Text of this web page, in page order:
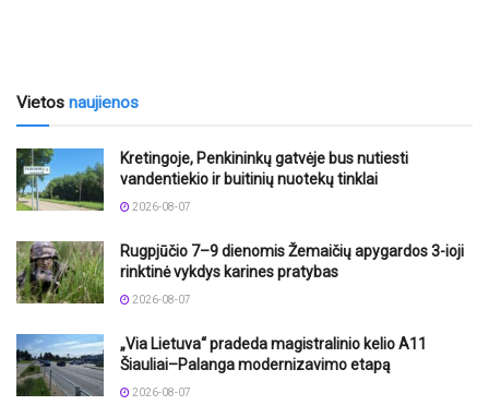
Vietos naujienos
Kretingoje, Penkininkų gatvėje bus nutiesti
vandentiekio ir buitinių nuotekų tinklai
2026-08-07
Rugpjūčio 7–9 dienomis Žemaičių apygardos 3-ioji
rinktinė vykdys karines pratybas
2026-08-07
„Via Lietuva“ pradeda magistralinio kelio A11
Šiauliai–Palanga modernizavimo etapą
2026-08-07